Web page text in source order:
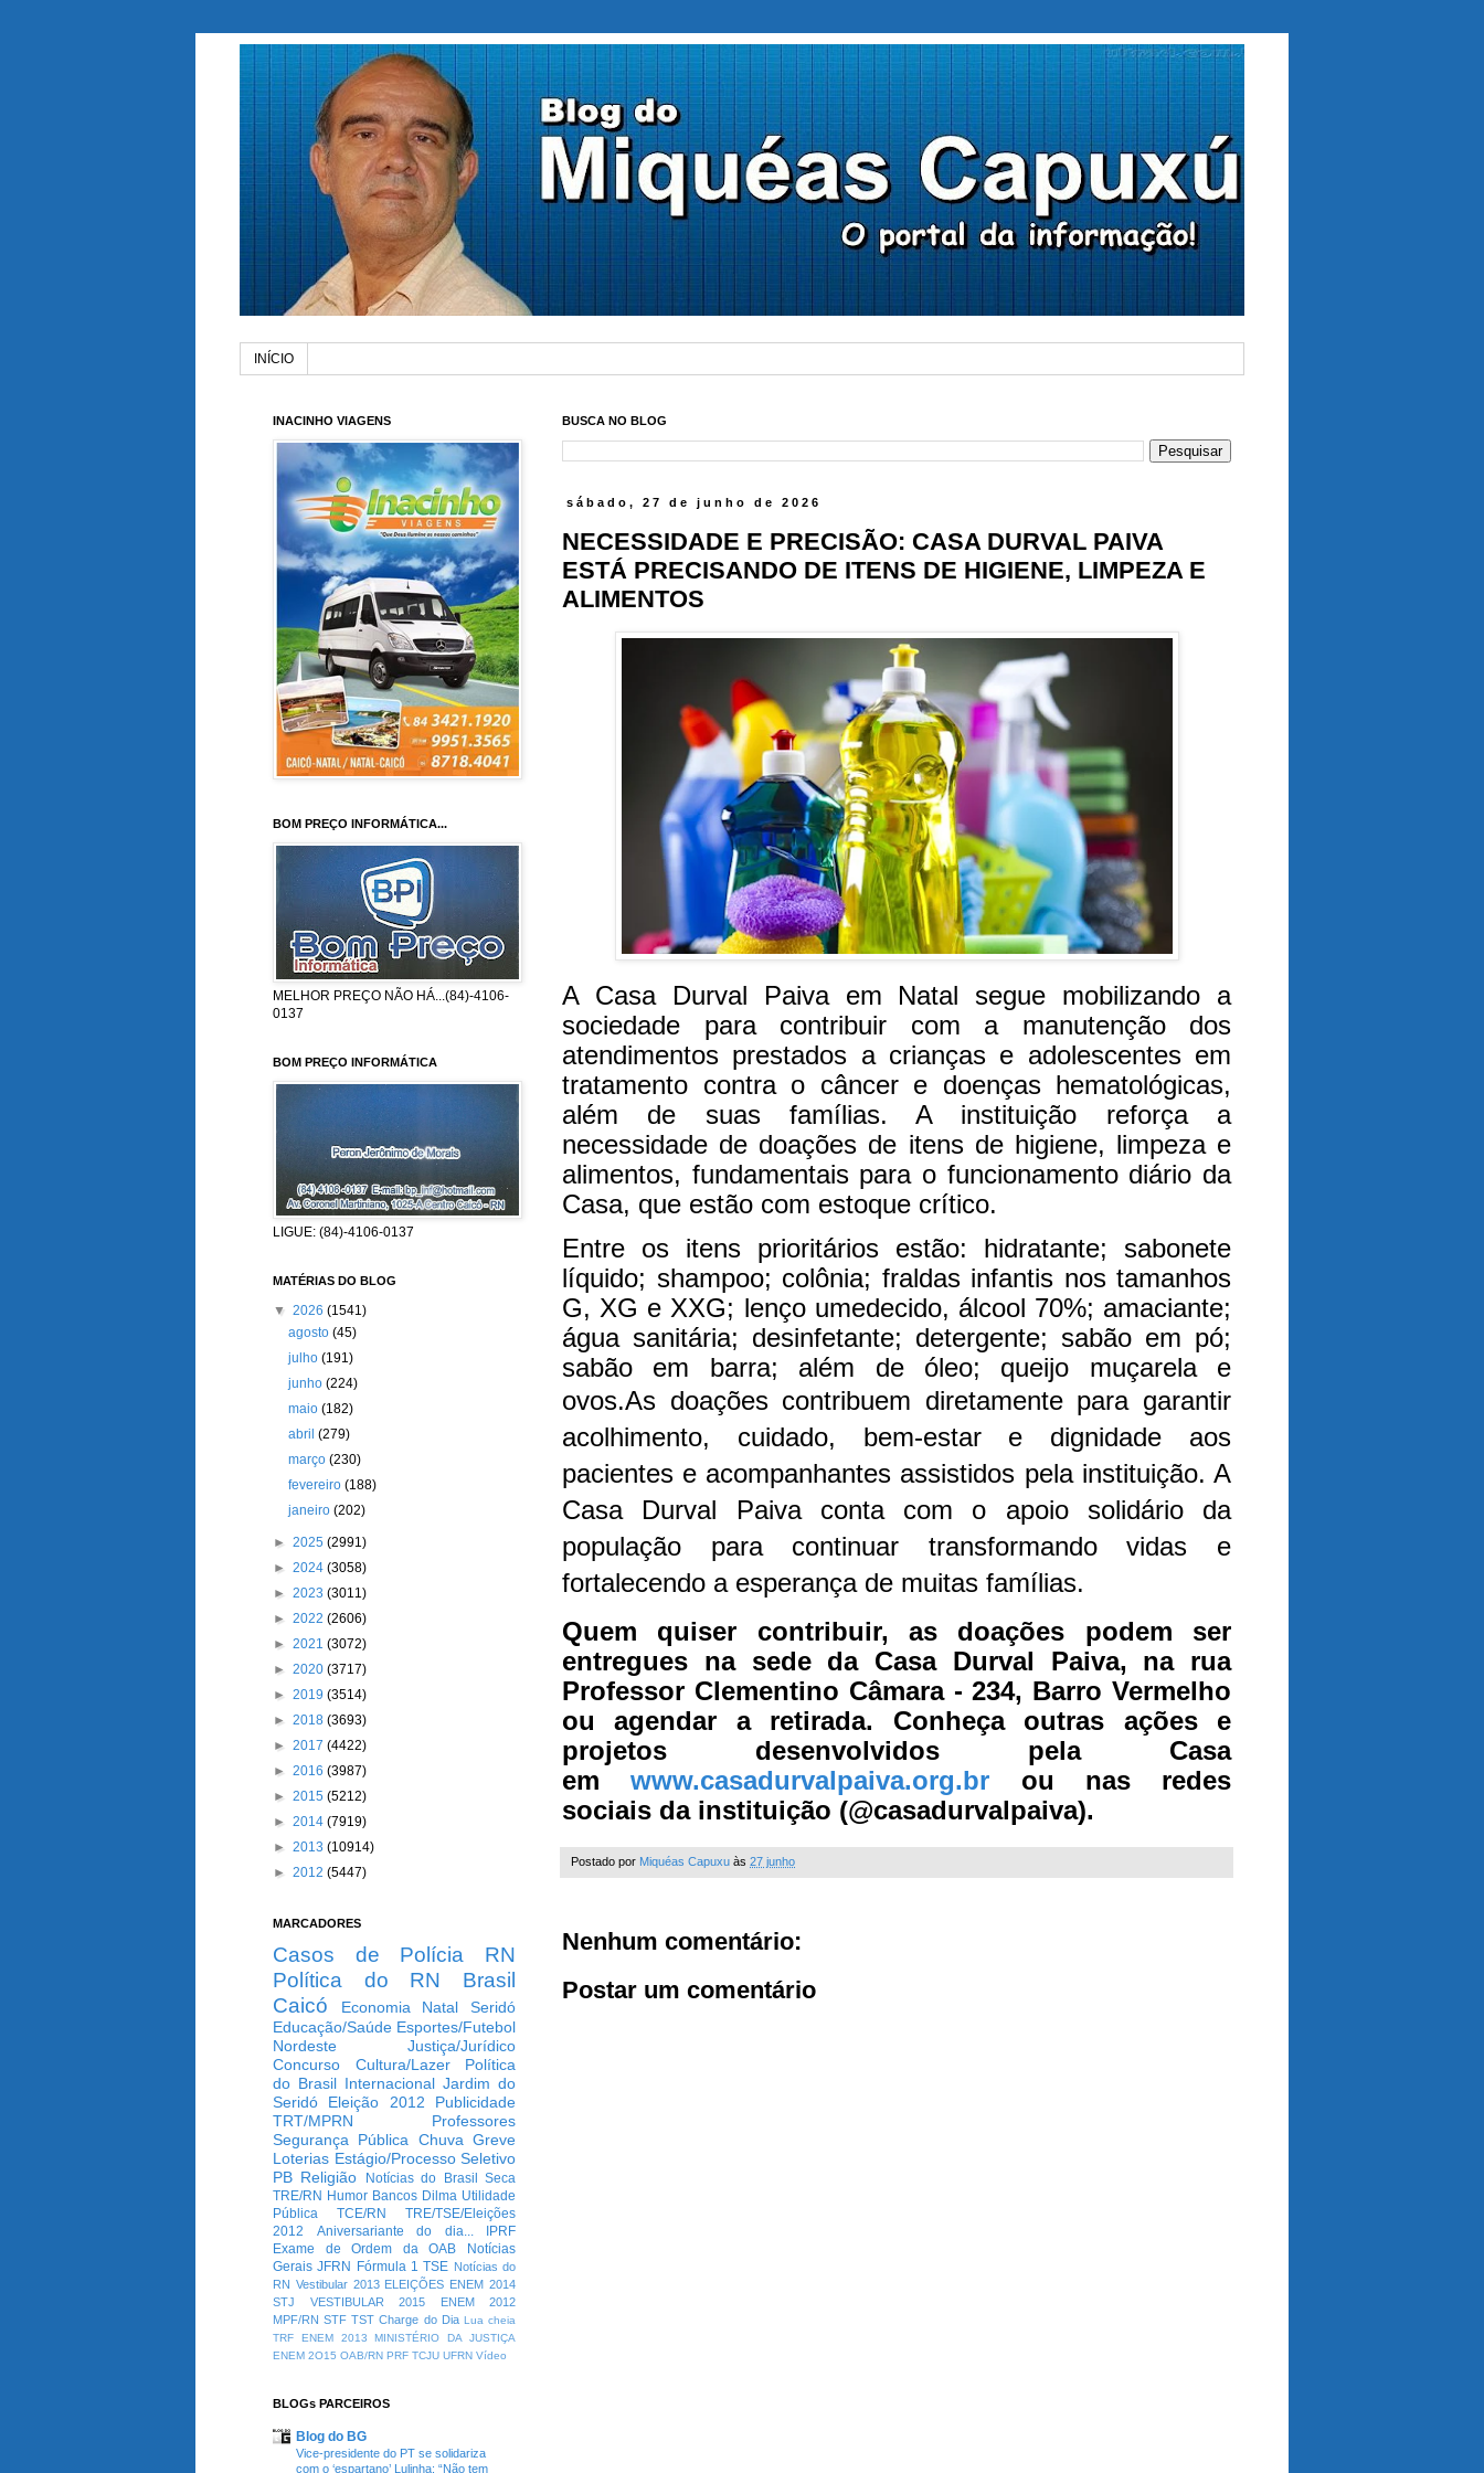
INÍCIO
BUSCA NO BLOG
sábado, 27 de junho de 2026
NECESSIDADE E PRECISÃO: CASA DURVAL PAIVA
ESTÁ PRECISANDO DE ITENS DE HIGIENE, LIMPEZA E
ALIMENTOS
A Casa Durval Paiva em Natal segue mobilizando a
sociedade para contribuir com a manutenção dos
atendimentos prestados a crianças e adolescentes em
tratamento contra o câncer e doenças hematológicas,
além de suas famílias. A instituição reforça a
necessidade de doações de itens de higiene, limpeza e
alimentos, fundamentais para o funcionamento diário da
Casa, que estão com estoque crítico.
Entre os itens prioritários estão: hidratante; sabonete
líquido; shampoo; colônia; fraldas infantis nos tamanhos
G, XG e XXG; lenço umedecido, álcool 70%; amaciante;
água sanitária; desinfetante; detergente; sabão em pó;
sabão em barra; além de óleo; queijo muçarela e
ovos.As doações contribuem diretamente para garantir
acolhimento, cuidado, bem-estar e dignidade aos
pacientes e acompanhantes assistidos pela instituição. A
Casa Durval Paiva conta com o apoio solidário da
população para continuar transformando vidas e
fortalecendo a esperança de muitas famílias.
Quem quiser contribuir, as doações podem ser
entregues na sede da Casa Durval Paiva, na rua
Professor Clementino Câmara - 234, Barro Vermelho
ou agendar a retirada. Conheça outras ações e
projetos desenvolvidos pela Casa
emwww.casadurvalpaiva.org.br ou nas redes
sociais da instituição (@casadurvalpaiva).
Postado por Miquéas Capuxu às 27 junho
Nenhum comentário:
Postar um comentário
INACINHO VIAGENS
BOM PREÇO INFORMÁTICA...
MELHOR PREÇO NÃO HÁ...(84)-4106-
0137
BOM PREÇO INFORMÁTICA
LIGUE: (84)-4106-0137
MATÉRIAS DO BLOG
▼ 2026 (1541)
agosto(45)
julho(191)
junho(224)
maio(182)
abril(279)
março(230)
fevereiro(188)
janeiro(202)
► 2025 (2991)
► 2024 (3058)
► 2023 (3011)
► 2022 (2606)
► 2021 (3072)
► 2020 (3717)
► 2019 (3514)
► 2018 (3693)
► 2017 (4422)
► 2016 (3987)
► 2015 (5212)
► 2014 (7919)
► 2013 (10914)
► 2012 (5447)
MARCADORES
Casos de Polícia
RN
Política do RN
Brasil
Caicó
Economia Natal
Seridó
Educação/Saúde Esportes/Futebol
Nordeste
Justiça/Jurídico
Concurso
Cultura/Lazer
Política
do Brasil Internacional Jardim do
Seridó
Eleição 2012
Publicidade
TRT/MPRN
Professores
Segurança Pública Chuva Greve
Loterias Estágio/Processo Seletivo
PB Religião Notícias do Brasil
Seca
TRE/RN Humor Bancos Dilma Utilidade
Pública
TCE/RN
TRE/TSE/Eleições
2012
Aniversariante do dia...
IPRF
Exame de Ordem da OAB
Notícias
Gerais JFRN Fórmula 1 TSE Notícias do
RN Vestibular 2013 ELEIÇÕES ENEM 2014
STJ
VESTIBULAR 2015
ENEM 2012
MPF/RN STF TST Charge do Dia Lua cheia
TRF
ENEM 2013
MINISTÉRIO DA JUSTIÇA
ENEM 2O15 OAB/RN PRF TCJU UFRN Vídeo
BLOGs PARCEIROS
Blog do BG
Vice-presidente do PT se solidariza
com o ‘espartano’ Lulinha: “Não tem